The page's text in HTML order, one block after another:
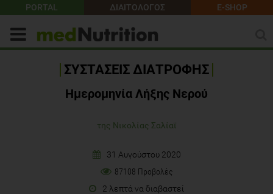
PORTAL ΔΙΑΙΤΟΛΟΓΟΣ E-SHOP
ΣΥΣΤΑΣΕΙΣ ΔΙΑΤΡΟΦΗΣ
Ημερομηνία Λήξης Νερού
της Νικολίας Σαλίαϊ
31 Αυγούστου 2020
87108 Προβολές
2 λεπτά να διαβαστεί